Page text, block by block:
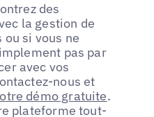
des
la gestion de
ou si vous ne
pas par
avec vos
nous et
démo gratuite.
plateforme tout-